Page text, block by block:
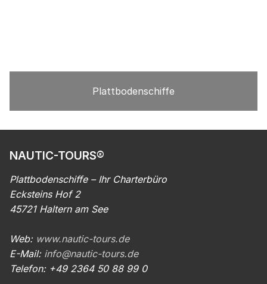
Plattbodenschiffe
NAUTIC-TOURS®
Plattbodenschiffe – Ihr Charterbüro
Ecksteins Hof 2
45721 Haltern am See
Web: www.nautic-tours.de
E-Mail: info@nautic-tours.de
Telefon: +49 2364 50 88 99 0